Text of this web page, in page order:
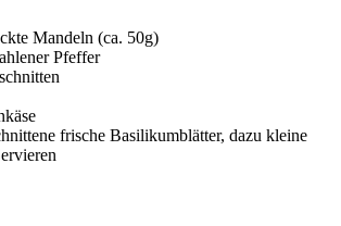
Mandeln (ca. 50g)
Pfeffer
frische Basilikumblätter, dazu kleine